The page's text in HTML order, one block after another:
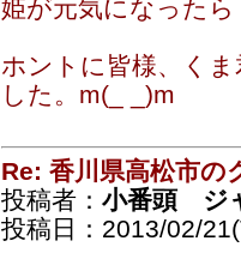
姫が元気になった
ホントに皆様、く
した。m(_ _)m
Re: 香川県高松市の
投稿者： 小番頭 ジ
投稿日：2013/02/